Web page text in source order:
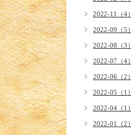
2022-11（4）
2022-09（5）
2022-08（3）
2022-07（4）
2022-06（2）
2022-05（1）
2022-04（1）
2022-01（2）